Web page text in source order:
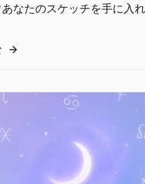
なたのスケッチを手に入